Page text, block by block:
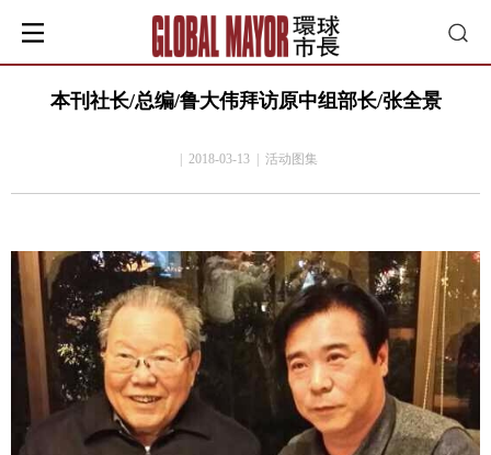
本刊社长/总编/鲁大伟拜访原中组部长/张全景
| 2018-03-13 | 活动图集